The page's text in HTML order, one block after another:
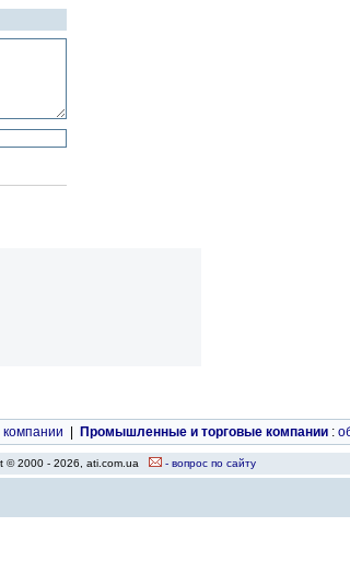
Промышленные и торговые компании :
© 2000 - 2026, ati.com.ua - вопрос по сайту